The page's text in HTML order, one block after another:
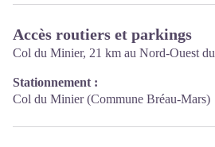
Accès routiers et parkings
Col du Minier, 21 km au Nord-Ouest
Stationnement :
Col du Minier (Commune Bréau-Mars)